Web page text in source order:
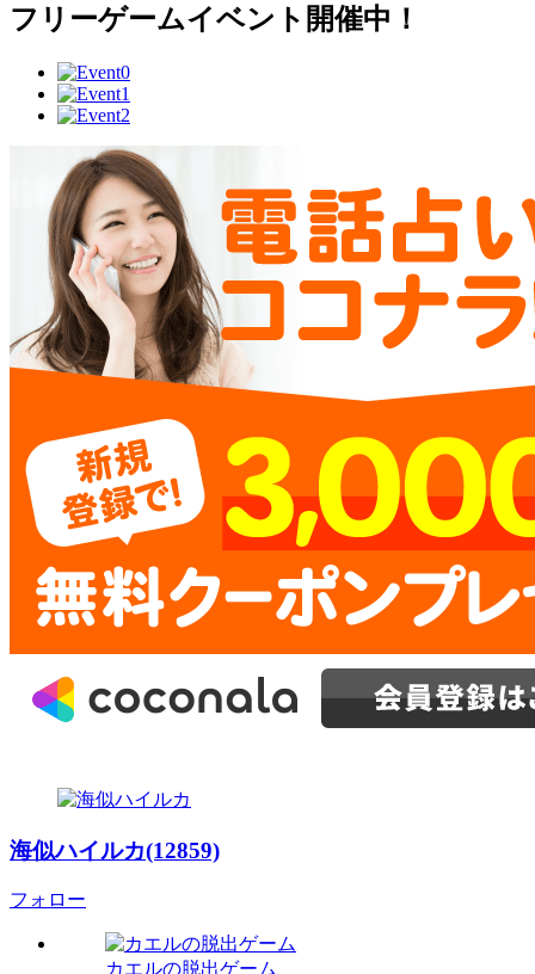
フリーゲームイベント開催中！
海似ハイルカ(12859)
フォロー
カエルの脱出ゲーム